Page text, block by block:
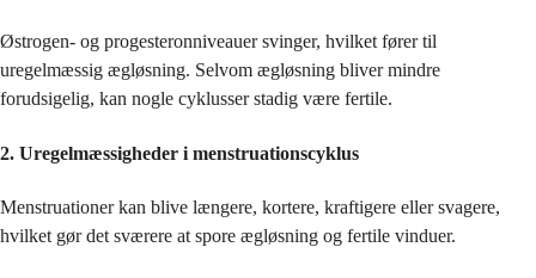
Østrogen- og progesteronniveauer svinger, hvilket fører til
uregelmæssig ægløsning. Selvom ægløsning bliver mindre
forudsigelig, kan nogle cyklusser stadig være fertile.
2. Uregelmæssigheder i menstruationscyklus
Menstruationer kan blive længere, kortere, kraftigere eller svagere,
hvilket gør det sværere at spore ægløsning og fertile vinduer.